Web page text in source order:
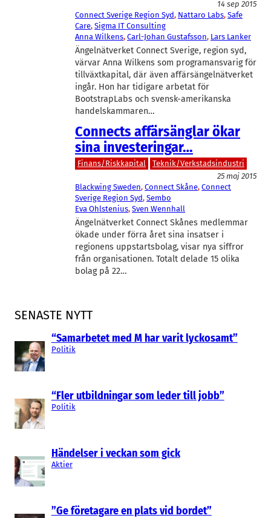
SENASTE NYTT
“Samarbetet med M har varit lyckosamt”
Politik
“Fler utbildningar som leder till jobb”
Politik
Händelser i veckan som gick
Aktier
”Ge företagare en plats vid bordet”
14 sep 2015
Connect Sverige Region Syd, Nattaro Labs, Safe
Care, Sigma IT Consulting
Anna Wilkens, Carl-Johan Gustafsson, Lars Lanker
Ängelnätverket Connect Sverige, region syd,
värvar Anna Wilkens som programansvarig för
tillväxtkapital, där även affärsängelnätverket
ingår. Hon har tidigare arbetat för
BootstrapLabs och svensk-amerikanska
handelskammaren…
Connects affärsänglar ökar
sina investeringar…
Finans/Riskkapital
Teknik/Verkstadsindustri
25 maj 2015
Blackwing Sweden, Connect Skåne, Connect
Sverige Region Syd, Sembo
Eva Ohlstenius, Sven Wennhall
Ängelnätverket Connect Skånes medlemmar
ökade under förra året sina insatser i
regionens uppstartsbolag, visar nya siffror
från organisationen. Totalt delade 15 olika
bolag på 22…